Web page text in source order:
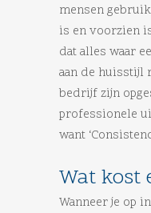
mensen
is en voorzien
dat alles waar
aan de huisstijl
bedrijf zijn
professionele
want
Wat kost
Wanneer je op